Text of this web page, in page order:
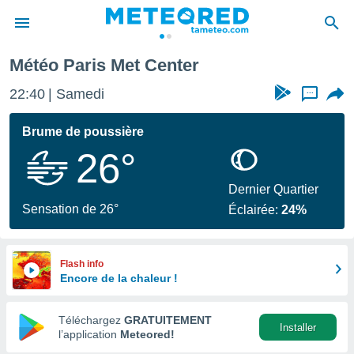
de
en
Météo Paris Met Center
22:40 Samedi ...
Brume de poussière
26°
Sensation de 26°
Dernier Quartier
Éclairée:24%
Flash info
Encore de la chaleur !
Téléchargez GRATUITEMENT
l’application Meteored!
Installer